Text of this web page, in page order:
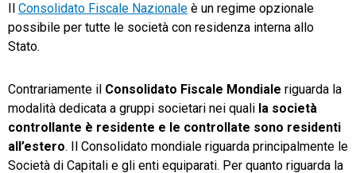
Consolidato Fiscale Nazionale è un regime opzionale
possibile per tutte le società con residenza interna allo
Stato.
Contrariamente il Consolidato Fiscale Mondiale riguarda la
modalità dedicata a gruppi societari nei quali la società
controllante è residente e le controllate sono residenti
all’estero. Il Consolidato mondiale riguarda principalmente le
Società di Capitali e gli enti equiparati. Per quanto riguarda la